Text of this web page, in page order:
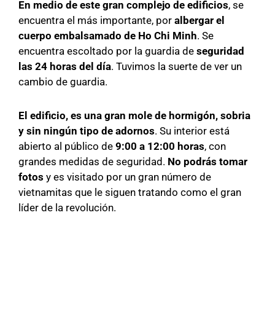
En medio de este gran complejo de edificios, se
encuentra el más importante, por albergar el
cuerpo embalsamado de Ho Chi Minh. Se
encuentra escoltado por la guardia de seguridad
las 24 horas del día. Tuvimos la suerte de ver un
cambio de guardia.
El edificio, es una gran mole de hormigón, sobria
y sin ningún tipo de adornos. Su interior está
abierto al público de 9:00 a 12:00 horas, con
grandes medidas de seguridad. No podrás tomar
fotos y es visitado por un gran número de
vietnamitas que le siguen tratando como el gran
líder de la revolución.